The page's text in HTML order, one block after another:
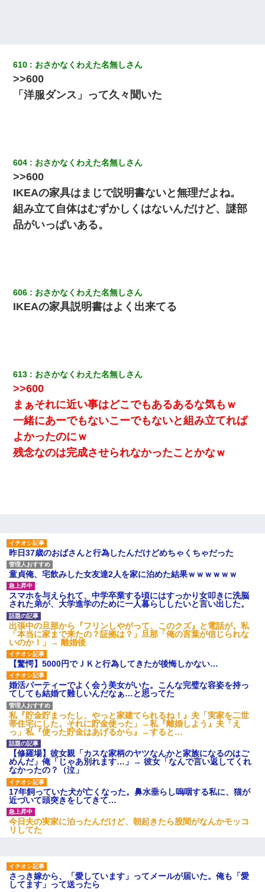
義弟より娘たちが大事」旦那「娘たちが成人したら別れよう」私
日曜日、会社の窓を見ると同僚の姿。俺（あれ？ディズニーシー
見てから実家を出た。それから15年、妹が弟の子を妊娠したらし
くもう堕胎できない月なんだと母から連絡がきた…｜生活｜ワロ
タあんてな
とっさに女児を捕まえたら変質者扱いされた。母親「あっち行っ
てよ！気持ち悪い！（ｼｯｼｯ」→ 後日、俺を見つけた母親がすっ飛
んできて・・・
｢昨日はお兄ちゃんと一緒にお風呂に入っちゃった～｣とか毎日兄
の話をしていたA子が事故で亡くなった。→Ａ子のお母さんの話に
旦那の元嫁「離婚したとはいえ、私が本来の妻。許可なく結婚す
るなんてどういう神経してるの？離婚届を記入して持って来い」
→笑いが止まらなくなり・・・
旦那の元カノをSNSで探して写真を保存して顔面評価スレで写真
を晒してた。ほとんどがブスという評価の中で二人ほど意外に好
評価で苦々しく思った
走り回っていて…
【驚愕】5000円でＪＫと行為してきたが後悔しかない…
【画像】女の子「お母さん！！私ようやくファッションモデルに
選ばれたの！絶対見に来てね！」→悲しい結果がこれ・・・
【報告者がキチ】嫁「妊娠した」俺『それじゃあ皆に祝ってもら
おう』友人達を家に連れ帰ってホームパーティー→俺『皆に祝え
てもらえて良かったな！』→
【衝撃】ある工場に配属すると、女の人がみんな退職してしま
う。会社「仕事がハードだし田舎で娯楽も少ないからキツイの
か…」→ 実際は違った
【不幸な結婚式】新郎親族「ブスのくせにドレスなんか着ちゃっ
てさ～ほんと恥ずかしいわよね～（大声」新郎両親「！！！（土
下座」→ 結果・・・
ミスした新人(
)に冗談で「行為させてくれたら許してあげる」
って言ったら・・・
ワイ144kg彼女98kgデブカップル、1年間毎日行為しまくった結
果
私（23）冗談のつもりで上司（27）に胸を揉ませた結果・・・
610 おさかなくわえた名無しさん
>>600
「洋服ダンス」って久々聞いた
604 おさかなくわえた名無しさん
>>600
IKEAの家具はまじで説明書ないと無理だよね。
組み立て自体はむずかしくはないんだけど、謎部
品がいっぱいある。
606 おさかなくわえた名無しさん
IKEAの家具説明書はよく出来てる
613 おさかなくわえた名無しさん
>>600
まぁそれに近い事はどこでもあるあるな気もｗ
一緒にあーでもないこーでもないと組み立てれば
よかったのにｗ
残念なのは完成させられなかったことかなｗ
昨日37歳のおばさんと行為したんだけどめちゃくちゃだった
童貞俺、宅飲みした女友達2人を家に泊めた結果ｗｗｗｗｗｗ
スマホを与えられて、中学卒業する頃にはすっかり女叩きに洗脳
された弟が、大学進学のために一人暮らししたいと言い出した。
出張中の旦那から『フリンしやがって、このクズ』と電話が。私
「本当に家まで来たの？証拠は？」旦那「俺の言葉が信じられな
いのか！」→ 離婚後
【驚愕】5000円でＪＫと行為してきたが後悔しかない…
婚活パーティーでよく会う美女がいた。こんな完璧な容姿を持っ
てしても結婚て難しいんだなぁ…と思ってた
私『貯金貯まったし、やっと家建てられるね！』夫「実家を二世
帯住宅にした。それに貯金使った」→私『離婚しよう』夫「え
っ」私『使った貯金はあげるから』→すると…
【修羅場】彼女親「カスな家柄のヤツなんかと家族になるのはご
めんだ」俺「じゃあ別れます…」→ 彼女「なんで言い返してくれ
なかったの？（泣」
17年飼っていた犬が亡くなった。鼻水垂らし嗚咽する私に、猫が
近づいて頭突きをしてきて…
今日夫の実家に泊ったんだけど、朝起きたら股間がなんかモッコ
リしてた
さっき嫁から、「愛しています」ってメールが届いた。俺も「愛
してます」って送ったら